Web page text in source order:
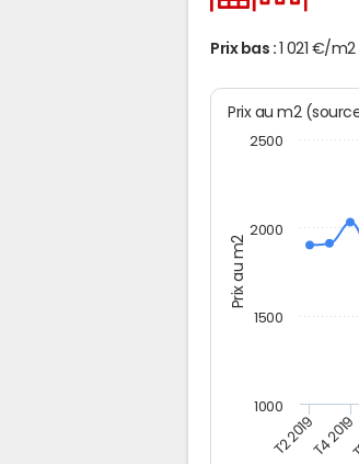
Prix bas : 1 021 €/m2
Prix au m2
Prix au
T2 2019T4 2019
1000
1500
2000
2500